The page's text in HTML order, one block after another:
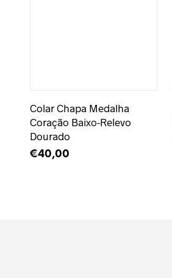
Colar Chapa Medalha
Coração Baixo-Relevo
Dourado
€40,00